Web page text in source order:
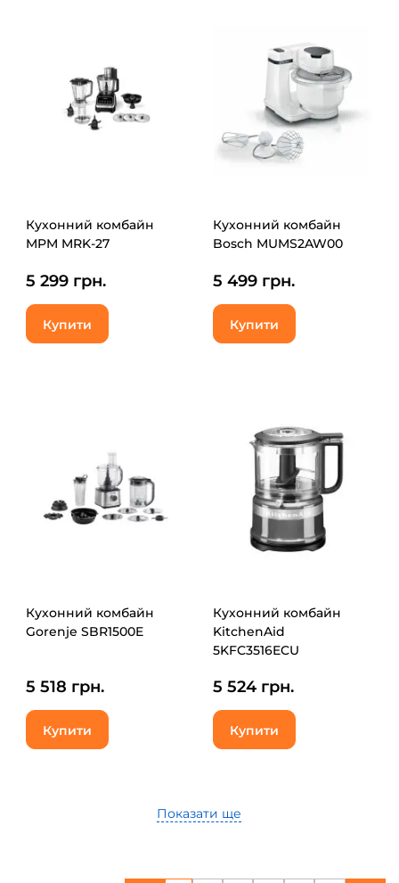
Кухонний комбайн
MPM MRK-27
5 299 грн.
Купити
Кухонний комбайн
Bosch MUMS2AW00
5 499 грн.
Купити
Кухонний комбайн
Gorenje SBR1500E
5 518 грн.
Купити
Кухонний комбайн
KitchenAid
5KFC3516ECU
5 524 грн.
Купити
Показати ще